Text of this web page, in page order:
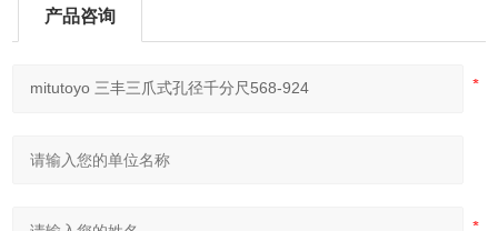
产品咨询